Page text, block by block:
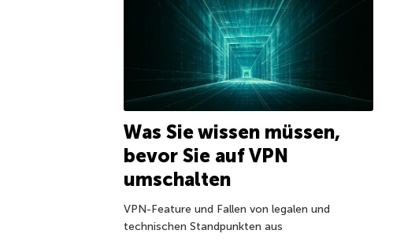
Was Sie wissen müssen,
bevor Sie auf VPN
umschalten
VPN-Feature und Fallen von legalen und
technischen Standpunkten aus